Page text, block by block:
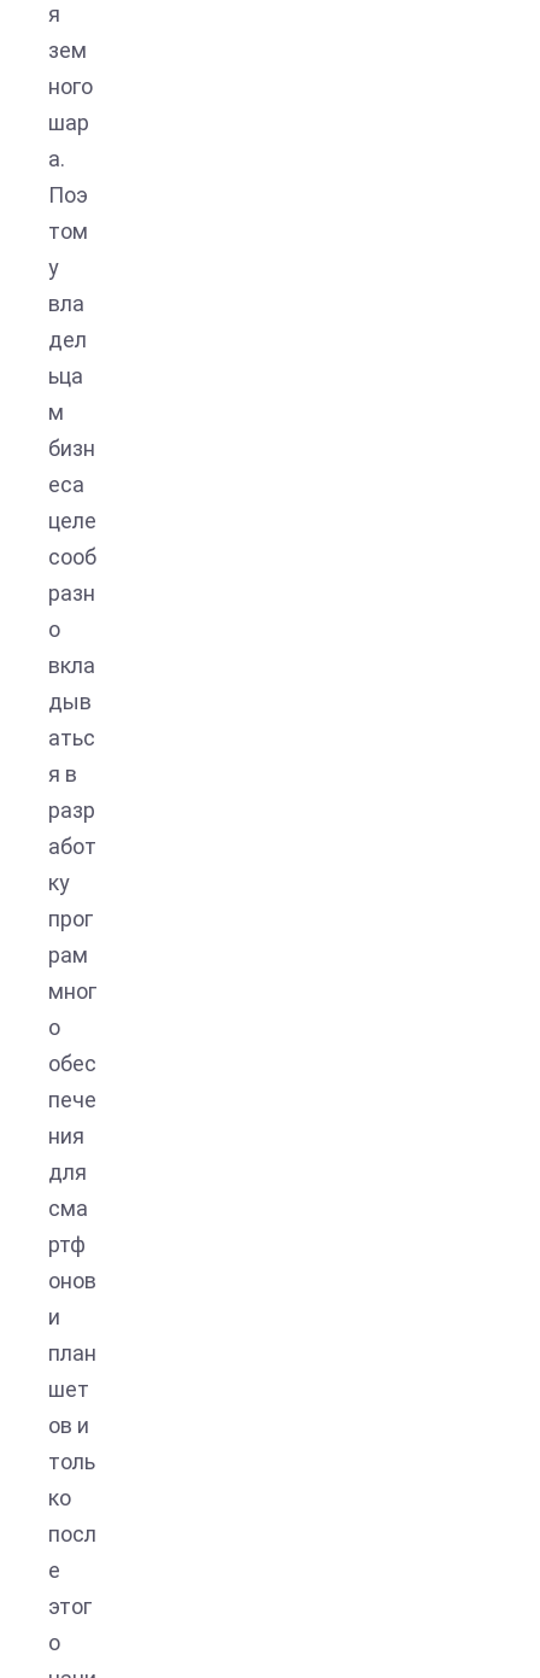
я
зем
ного
шар
а.
Поэ
том
у
вла
дел
ьца
м
бизн
еса
целе
сооб
разн
о
вкла
дыв
атьс
я в
разр
абот
ку
прог
рам
мног
о
обес
пече
ния
для
сма
ртф
онов
и
план
шет
ов и
толь
ко
посл
е
этог
о